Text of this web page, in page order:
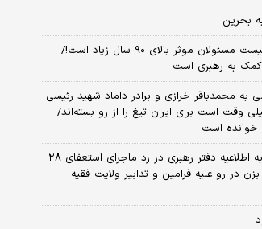
بحرین
روحانی اصلاح طلب: ‌لیست مسئولان موثر بالای ۹۰ سال زیاد است!/
کمک به رهبری است
به محمدباقر خرازی و برادر داماد شهید رئیسی
وقت است برای ایران تیغ را از رو بسته‌اند/
خوانده است
واکنش نماینده تهران به اطلاعیه دفتر رهبری در رد ماجرای استعفای ۲۸
در رو علیه فرامین و تدابیر ولایت فقیه